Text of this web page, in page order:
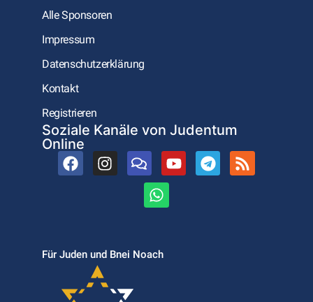
Alle Sponsoren
Impressum
Datenschutzerklärung
Kontakt
Registrieren
Soziale Kanäle von Judentum
Online
Für Juden und Bnei Noach